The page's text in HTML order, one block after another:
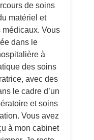
de soins
matériel et
Vous
dans le
à
des soins
avec des
le cadre d’un
et soins
Vous avez
à mon cabinet